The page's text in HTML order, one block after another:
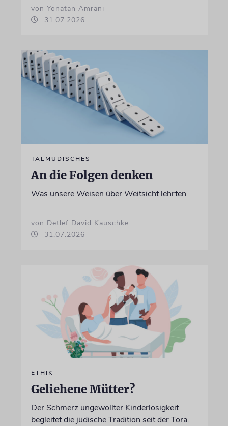
von Yonatan Amrani
31.07.2026
TALMUDISCHES
An die Folgen denken
Was unsere Weisen über Weitsicht lehrten
von Detlef David Kauschke
31.07.2026
ETHIK
Geliehene Mütter?
Der Schmerz ungewollter Kinderlosigkeit
begleitet die jüdische Tradition seit der Tora.